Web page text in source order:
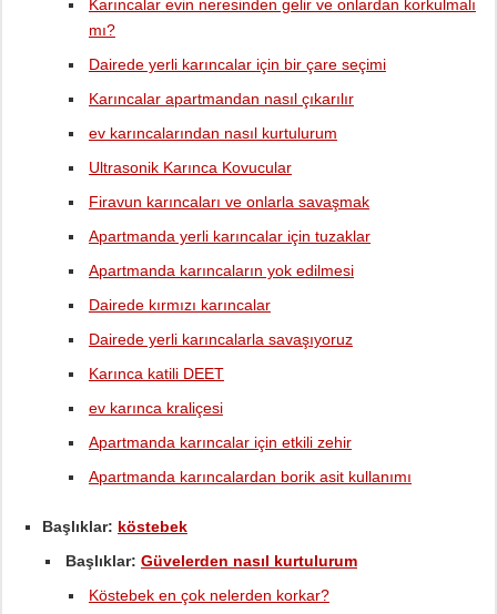
Karıncalar evin neresinden gelir ve onlardan korkulmalı
mı?
Dairede yerli karıncalar için bir çare seçimi
Karıncalar apartmandan nasıl çıkarılır
ev karıncalarından nasıl kurtulurum
Ultrasonik Karınca Kovucular
Firavun karıncaları ve onlarla savaşmak
Apartmanda yerli karıncalar için tuzaklar
Apartmanda karıncaların yok edilmesi
Dairede kırmızı karıncalar
Dairede yerli karıncalarla savaşıyoruz
Karınca katili DEET
ev karınca kraliçesi
Apartmanda karıncalar için etkili zehir
Apartmanda karıncalardan borik asit kullanımı
Başlıklar: köstebek
Başlıklar: Güvelerden nasıl kurtulurum
Köstebek en çok nelerden korkar?